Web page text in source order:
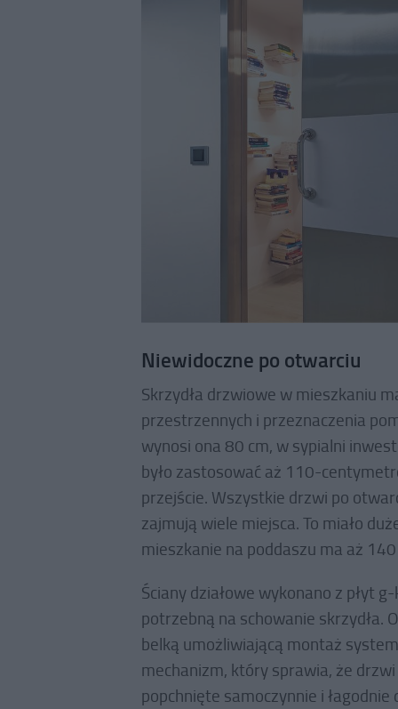
Niewidoczne po otwarciu
Skrzydła drzwiowe w mieszkaniu
przestrzennych i przeznaczenia
wynosi ona 80 cm, w sypialni
było zastosować aż 110-
przejście. Wszystkie drzwi po
zajmują wiele miejsca. To miało
mieszkanie na poddaszu ma aż
Ściany działowe wykonano z płyt
potrzebną na schowanie skrzydła.
belką umożliwiającą montaż
mechanizm, który sprawia, że
popchnięte samoczynnie i łagodnie